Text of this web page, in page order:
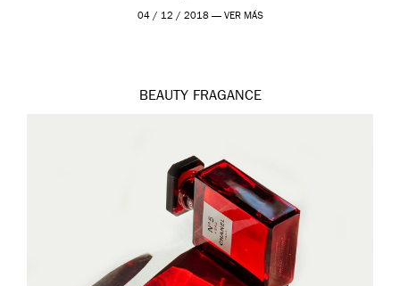
modernos. Estos días ha […]
04 / 12 / 2018 — VER MÁS
BEAUTY FRAGANCE